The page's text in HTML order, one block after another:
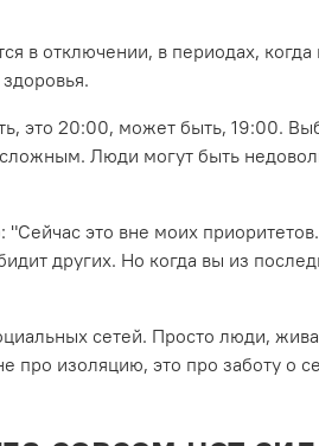
в отключении, в периодах,
это 20:00, может быть, 19:00.
Люди могут быть
это вне моих
других. Но когда вы из
сетей. Просто люди,
изоляцию, это про заботу о